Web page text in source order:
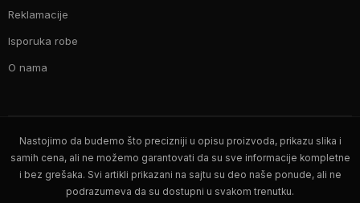
Reklamacije
Isporuka robe
O nama
Nastojimo da budemo što precizniji u opisu proizvoda, prikazu slika i
samih cena, ali ne možemo garantovati da su sve informacije kompletne
i bez grešaka. Svi artikli prikazani na sajtu su deo naše ponude, ali ne
podrazumeva da su dostupni u svakom trenutku.